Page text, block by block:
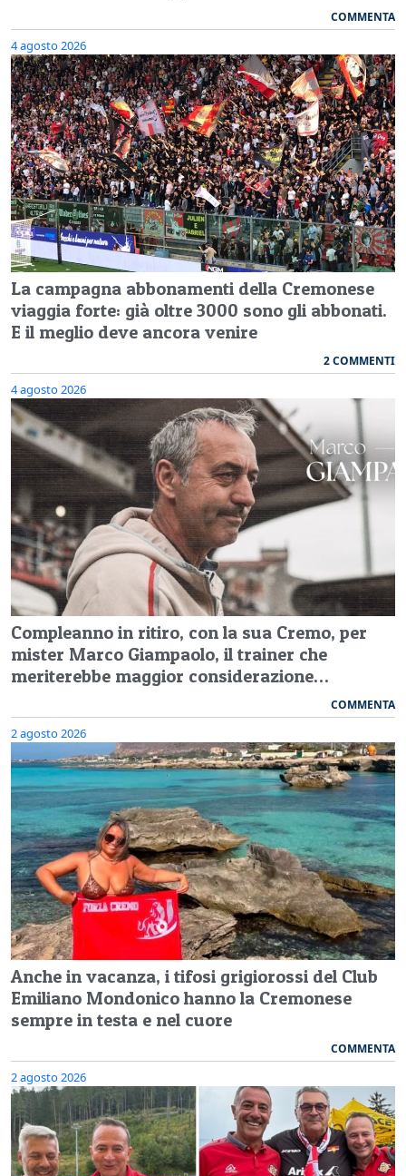
COMMENTA
4 agosto 2026
La campagna abbonamenti della Cremonese
viaggia forte: già oltre 3000 sono gli abbonati.
E il meglio deve ancora venire
2 COMMENTI
4 agosto 2026
Compleanno in ritiro, con la sua Cremo, per
mister Marco Giampaolo, il trainer che
meriterebbe maggior considerazione…
COMMENTA
2 agosto 2026
Anche in vacanza, i tifosi grigiorossi del Club
Emiliano Mondonico hanno la Cremonese
sempre in testa e nel cuore
COMMENTA
2 agosto 2026